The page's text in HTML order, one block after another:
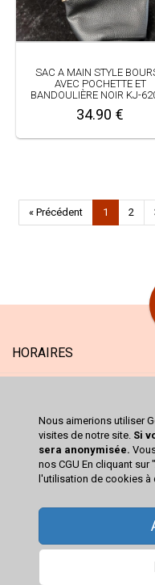
Nous aimerions utiliser
visites de notre site. Si
sera anonymisée.
nos CGU En cliquant
l'utilisation de cookies à
SAC A MAIN STYLE
AVEC POCHETTE ET
BANDOULIÈRE NOIR KJ-
34.90 €
« Précédent 1 2
HORAIRES
SERVICES
CATALOGUE
VOTRE COMPTE
© 2026